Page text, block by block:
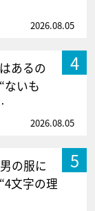
2026.08.05
4
あるの
いも
2026.08.05
5
の服に
文字の理